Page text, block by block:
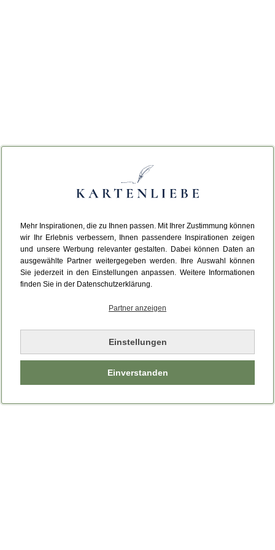
Mehr Inspirationen, die zu Ihnen passen. Mit Ihrer Zustimmung können
wir Ihr Erlebnis verbessern, Ihnen passendere Inspirationen zeigen
und unsere Werbung relevanter gestalten. Dabei können Daten an
ausgewählte Partner weitergegeben werden. Ihre Auswahl können
Sie jederzeit in den Einstellungen anpassen. Weitere Informationen
finden Sie in der Datenschutzerklärung.
Partner anzeigen
Einstellungen
Einverstanden